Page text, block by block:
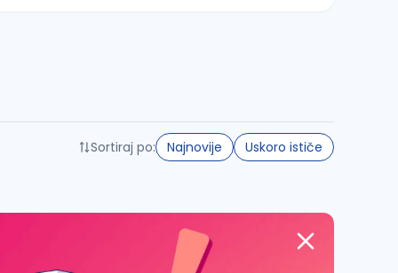
Sortiraj po: Najnovije Uskoro ističe